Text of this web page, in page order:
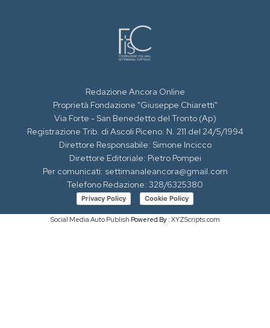
Redazione Ancora Online
Proprietà Fondazione "Giuseppe Chiaretti"
Via Forte - San Benedetto del Tronto (Ap)
Registrazione Trib. di Ascoli Piceno: N. 211 del 24/5/1994
Direttore Responsabile: Simone Incicco
Direttore Editoriale: Pietro Pompei
Per comunicati: settimanaleancora@gmail.com
Telefono Redazione: 328/6325380
Privacy Policy Cookie Policy
Social Media Auto Publish Powered By : XYZScripts.com